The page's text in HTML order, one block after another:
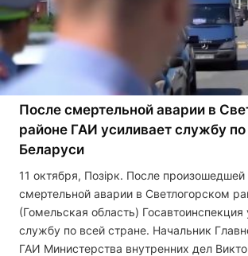
После смертельной аварии в
районе ГАИ усиливает службу по
Беларуси
11 октября, Позірк. После произошедшей
смертельной аварии в Светлогорском
(Гомельская область) Госавтоинспекция
службу по всей стране. Начальник
ГАИ Министерства внутренних дел